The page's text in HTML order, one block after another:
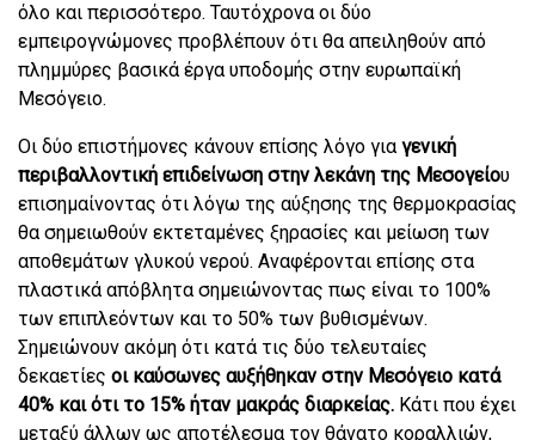
όλο και περισσότερο. Ταυτόχρονα οι δύο
εμπειρογνώμονες προβλέπουν ότι θα απειληθούν από
πλημμύρες βασικά έργα υποδομής στην ευρωπαϊκή
Μεσόγειο.
Οι δύο επιστήμονες κάνουν επίσης λόγο γιαγενική
περιβαλλοντική επιδείνωση στην λεκάνη της Μεσογείου
επισημαίνοντας ότι λόγω της αύξησης της θερμοκρασίας
θα σημειωθούν εκτεταμένες ξηρασίες και μείωση των
αποθεμάτων γλυκού νερού. Αναφέρονται επίσης στα
πλαστικά απόβλητα σημειώνοντας πως είναι το 100%
των επιπλεόντων και το 50% των βυθισμένων.
Σημειώνουν ακόμη ότι κατά τις δύο τελευταίες
δεκαετίες οι καύσωνες αυξήθηκαν στην Μεσόγειο κατά
40% και ότι το 15% ήταν μακράς διαρκείας. Κάτι που έχει
μεταξύ άλλων ως αποτέλεσμα τον θάνατο κοραλλιών,